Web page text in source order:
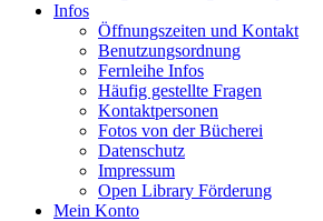
Infos
Öffnungszeiten und Kontakt
Benutzungsordnung
Fernleihe Infos
Häufig gestellte Fragen
Kontaktpersonen
Fotos von der Bücherei
Datenschutz
Impressum
Open Library Förderung
Mein Konto